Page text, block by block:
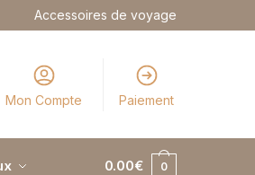
Accessoires de voyage
Mon Compte Paiement
0.00€ 0